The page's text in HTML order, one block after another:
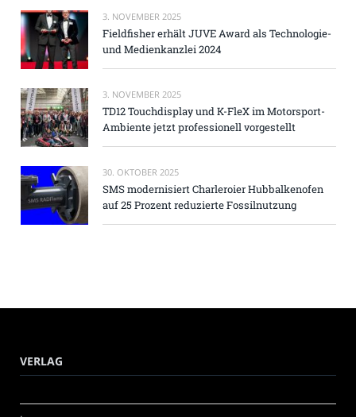
3. NOVEMBER 2025
Fieldfisher erhält JUVE Award als Technologie-
und Medienkanzlei 2024
3. NOVEMBER 2025
TD12 Touchdisplay und K-FleX im Motorsport-
Ambiente jetzt professionell vorgestellt
30. OKTOBER 2025
SMS modernisiert Charleroier Hubbalkenofen
auf 25 Prozent reduzierte Fossilnutzung
VERLAG